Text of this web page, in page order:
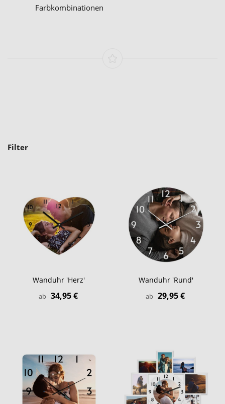
Farbkombinationen
Filter
Wanduhr 'Herz'
ab 34,95 €
Wanduhr 'Rund'
ab 29,95 €